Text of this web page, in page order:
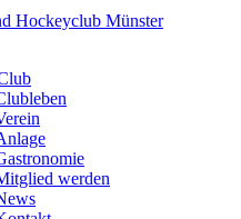
Hockeyclub Münster
werden